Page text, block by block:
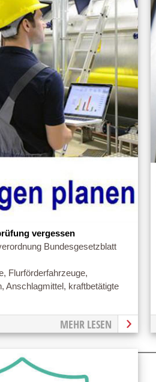
vergessen
Bundesgesetzblatt
Flurförderfahrzeuge,
Anschlagmittel, kraftbetätigte
MEHR LESEN